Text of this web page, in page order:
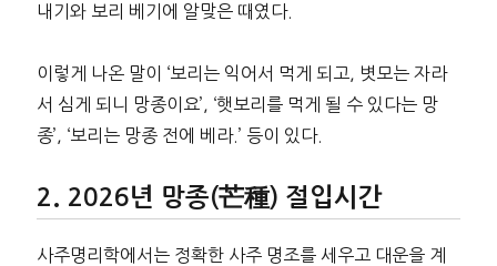
내기와 보리 베기에 알맞은 때였다.
이렇게 나온 말이 ‘보리는 익어서 먹게 되고, 볏모는 자라
서 심게 되니 망종이요’, ‘햇보리를 먹게 될 수 있다는 망
종’, ‘보리는 망종 전에 베라.’ 등이 있다.
2026년 망종(芒種) 절입시간
사주명리학에서는 정확한 사주 명조를 세우고 대운을 계